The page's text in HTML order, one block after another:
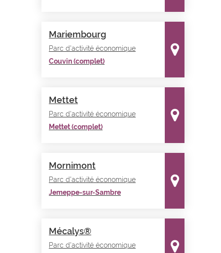
Mariembourg
Parc d'activité économique
Couvin (complet)
Mettet
Parc d'activité économique
Mettet (complet)
Mornimont
Parc d'activité économique
Jemeppe-sur-Sambre
Mécalys®
Parc d'activité économique